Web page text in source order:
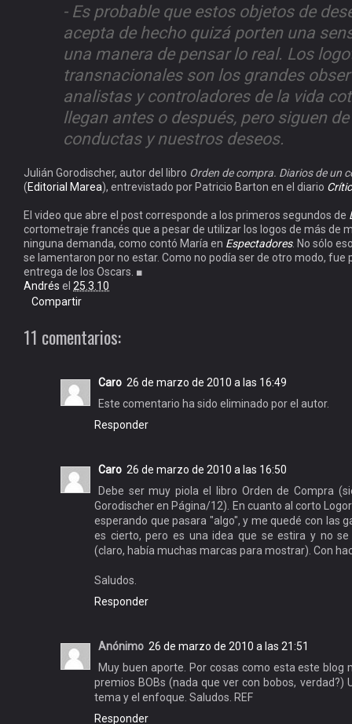
- Es probable que estos objetos de
acepta de hecho quizá porten una
una manera de pensar lo real. Los
transnacionales son los grandes
analistas y controladores de la vida
llegan antes o después, pero siguen
conductas y nuestros deseos.
Julián Gorodischer, autor del libro Orden de compra. Diarios de un
(Editorial Marea), entrevistado por Patricio Barton en el diario
El video que abre el post corresponde a los primeros segundos de
cortometraje francés que a pesar de utilizar los logos de más de
ninguna demanda, como contó María en Espectadores. No sólo
se lamentaron por no estar. Como no podía ser de otro modo, fue
entrega de los Oscars. ■
Andrés el 25.3.10
Compartir
11 comentarios:
Caro 26 de marzo de 2010 a las 16:49
Este comentario ha sido eliminado por el autor.
Responder
Caro 26 de marzo de 2010 a las 16:50
Debe ser muy piola el libro Orden de Compra
Gorodischer en Página/12). En cuanto al corto
esperando que pasara "algo", y me quedé con las
es cierto, pero es una idea que se estira y no
(claro, había muchas marcas para mostrar). Con
Saludos.
Responder
Anónimo 26 de marzo de 2010 a las 21:51
Muy buen aporte. Por cosas como esta este blog
premios BOBs (nada que ver con bobos, verdad?)
tema y el enfoque. Saludos. REF
Responder